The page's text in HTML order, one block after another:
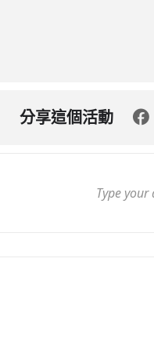
分享這個活動